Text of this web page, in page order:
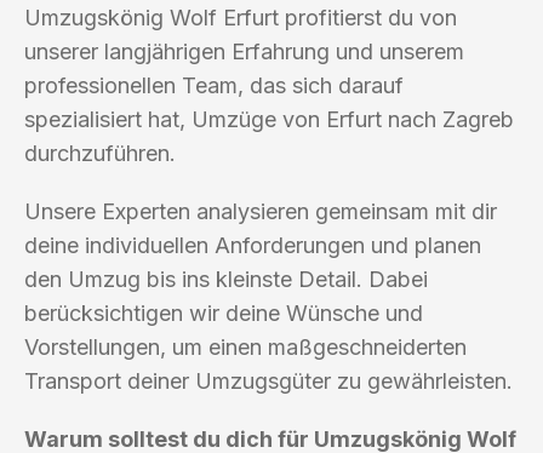
Umzugskönig Wolf Erfurt profitierst du von
unserer langjährigen Erfahrung und unserem
professionellen Team, das sich darauf
spezialisiert hat, Umzüge von Erfurt nach Zagreb
durchzuführen.
Unsere Experten analysieren gemeinsam mit dir
deine individuellen Anforderungen und planen
den Umzug bis ins kleinste Detail. Dabei
berücksichtigen wir deine Wünsche und
Vorstellungen, um einen maßgeschneiderten
Transport deiner Umzugsgüter zu gewährleisten.
Warum solltest du dich für Umzugskönig Wolf